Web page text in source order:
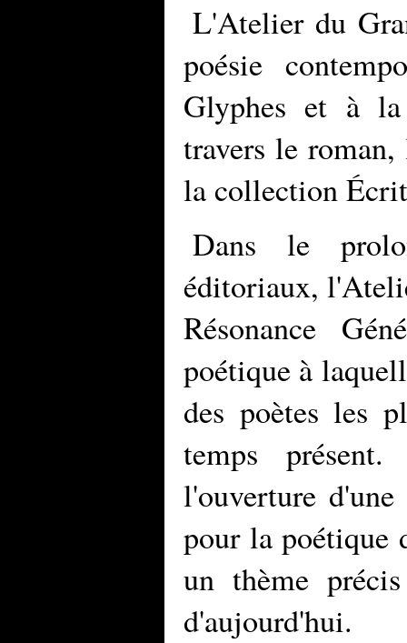
L'Atelier du
poésie
Glyphes et à
travers le
la collection
Dans le
éditoriaux,
Résonance
poétique à
des poètes les
temps
l'ouverture
pour la poétique
un thème
d'aujourd'hui.